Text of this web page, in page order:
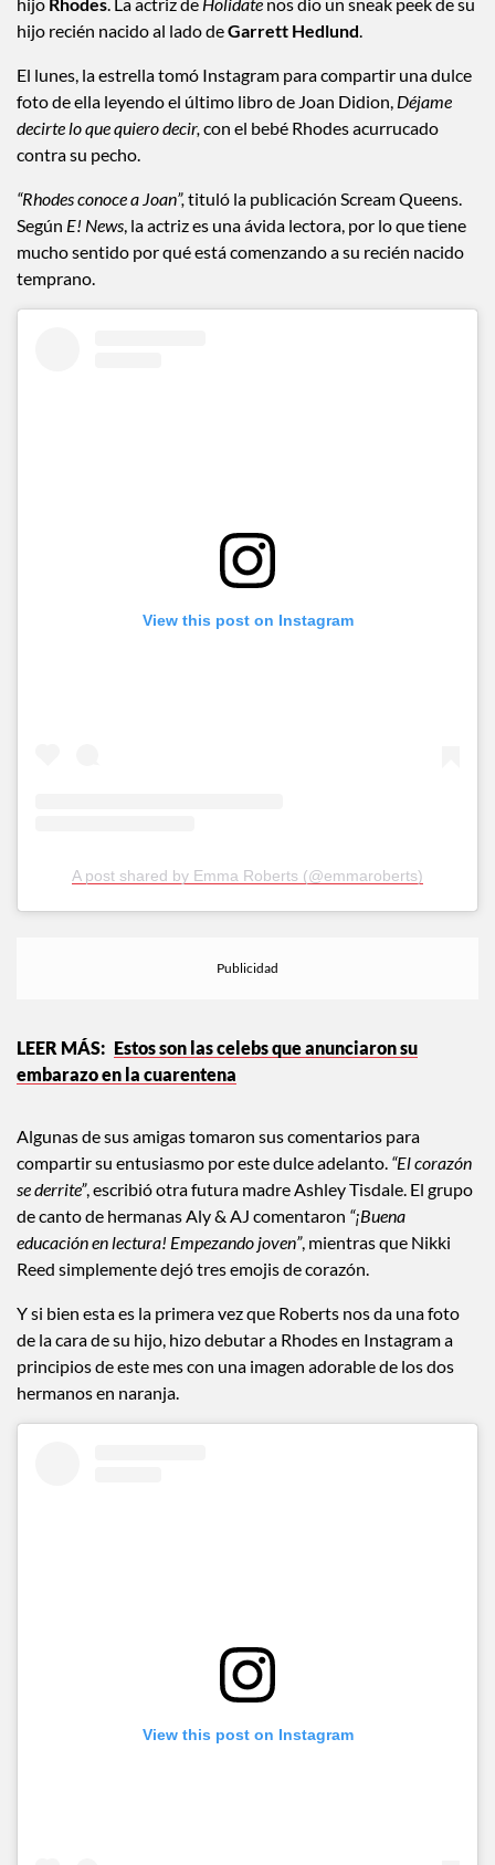
hijo recién nacido al lado deGarrett Hedlund.
El lunes, la estrella tomó Instagram para compartir una dulce
foto de ella leyendo el último libro de Joan Didion, Déjame
decirte lo que quiero decir,con el bebé Rhodes acurrucado
contra su pecho.
“Rhodes conoce a Joan”,tituló la publicación Scream Queens.
Según E! News, la actriz es una ávida lectora, por lo que tiene
mucho sentido por qué está comenzando a su recién nacido
temprano.
View this post on Instagram
A post shared by Emma Roberts (@emmaroberts)
Estos son las celebs que anunciaron su
embarazo en la cuarentena
Algunas de sus amigas tomaron sus comentarios para
compartir su entusiasmo por este dulce adelanto. “El corazón
se derrite”, escribió otra futura madre Ashley Tisdale. El grupo
de canto de hermanas Aly & AJ comentaron “¡Buena
educación en lectura! Empezando joven”, mientras que Nikki
Reed simplemente dejó tres emojis de corazón.
Y si bien esta es la primera vez que Roberts nos da una foto
de la cara de su hijo, hizo debutar a Rhodes en Instagram a
principios de este mes con una imagen adorable de los dos
hermanos en naranja.
View this post on Instagram